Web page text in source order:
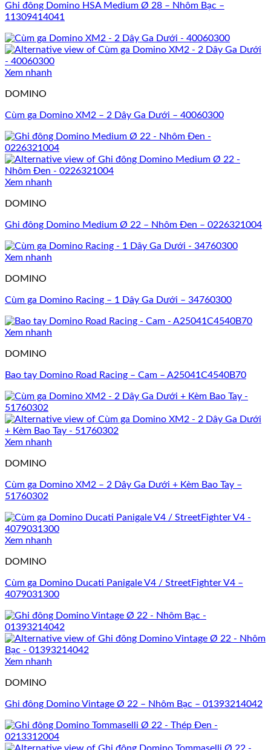
Ghi đông Domino HSA Medium Ø 28 – Nhôm Bạc –
11309414041
Xem nhanh
DOMINO
Cùm ga Domino XM2 – 2 Dây Ga Dưới – 40060300
Xem nhanh
DOMINO
Ghi đông Domino Medium Ø 22 – Nhôm Đen – 0226321004
Xem nhanh
DOMINO
Cùm ga Domino Racing – 1 Dây Ga Dưới – 34760300
Xem nhanh
DOMINO
Bao tay Domino Road Racing – Cam – A25041C4540B70
Xem nhanh
DOMINO
Cùm ga Domino XM2 – 2 Dây Ga Dưới + Kèm Bao Tay –
51760302
Xem nhanh
DOMINO
Cùm ga Domino Ducati Panigale V4 / StreetFighter V4 –
4079031300
Xem nhanh
DOMINO
Ghi đông Domino Vintage Ø 22 – Nhôm Bạc – 01393214042